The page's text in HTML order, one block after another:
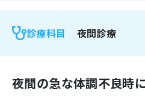
よくあるご質問
診療科目 夜間診療
夜間の急な体調不良時